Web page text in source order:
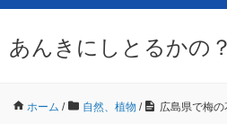
あんきにしとるかの？
ホーム / 自然、植物 / 広島県で梅の